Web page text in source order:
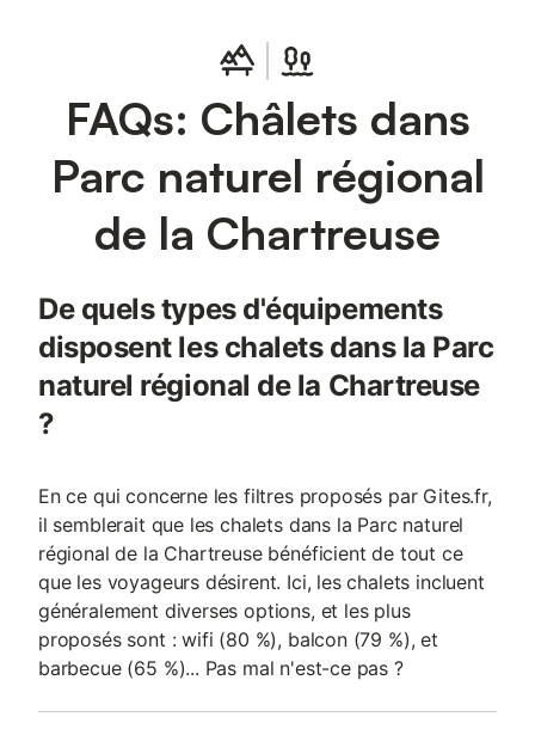
FAQs: Châlets dans
Parc naturel régional
de la Chartreuse
De quels types d'équipements
disposent les chalets dans la Parc
naturel régional de la Chartreuse
?
En ce qui concerne les filtres proposés par Gites.fr,
il semblerait que les chalets dans la Parc naturel
régional de la Chartreuse bénéficient de tout ce
que les voyageurs désirent. Ici, les chalets incluent
généralement diverses options, et les plus
proposés sont : wifi (80 %), balcon (79 %), et
barbecue (65 %)... Pas mal n'est-ce pas ?